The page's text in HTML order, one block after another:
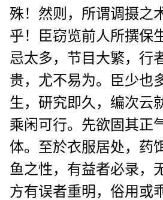
殊！然则，所谓调摄之
乎！臣窃览前人所撰保
忌太多，节目大繁，行
贵，尤不易为。臣少也
生，研究即久，编次云
乘闲可行。先欲固其正
体。至於衣服居处，药
鱼之性，有益者必录，
方有误者重明，俗用或